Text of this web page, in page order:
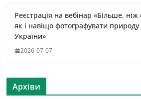
Реєстрація на вебінар «Більше, ніж
як і навіщо фотографувати природу
України»
2026-07-07
Архіви